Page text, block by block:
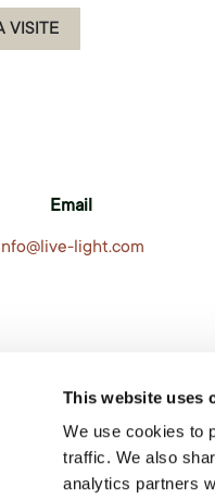
This website uses
We use cookies to
traffic. We also
analytics partners
VISITE
Email
light.com